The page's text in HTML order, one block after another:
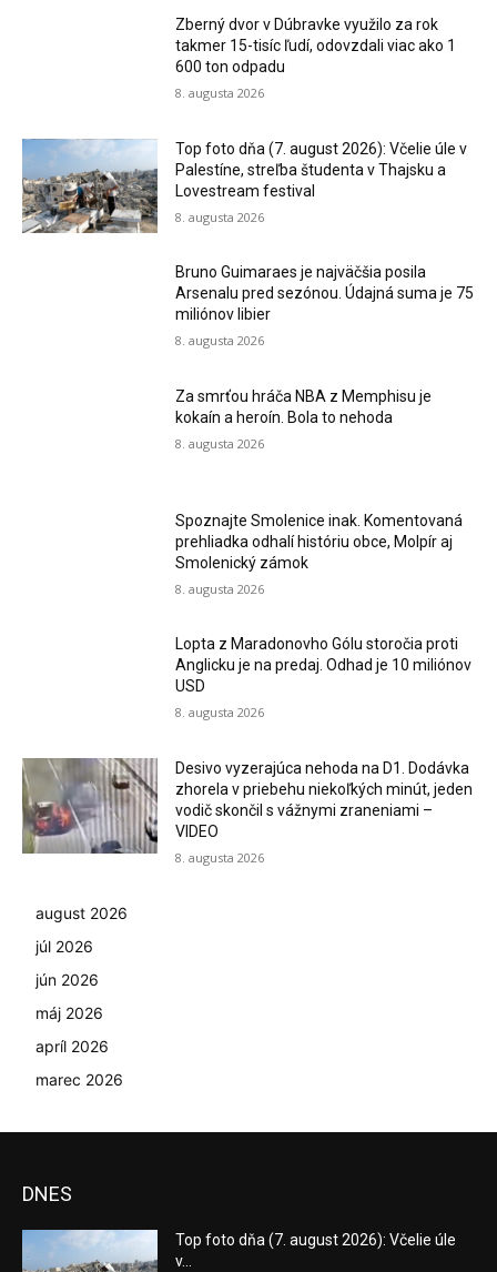
Zberný dvor v Dúbravke využilo za rok
takmer 15-tisíc ľudí, odovzdali viac ako 1
600 ton odpadu
8. augusta 2026
Top foto dňa (7. august 2026): Včelie úle v
Palestíne, streľba študenta v Thajsku a
Lovestream festival
8. augusta 2026
Bruno Guimaraes je najväčšia posila
Arsenalu pred sezónou. Údajná suma je 75
miliónov libier
8. augusta 2026
Za smrťou hráča NBA z Memphisu je
kokaín a heroín. Bola to nehoda
8. augusta 2026
Spoznajte Smolenice inak. Komentovaná
prehliadka odhalí históriu obce, Molpír aj
Smolenický zámok
8. augusta 2026
Lopta z Maradonovho Gólu storočia proti
Anglicku je na predaj. Odhad je 10 miliónov
USD
8. augusta 2026
Desivo vyzerajúca nehoda na D1. Dodávka
zhorela v priebehu niekoľkých minút, jeden
vodič skončil s vážnymi zraneniami –
VIDEO
8. augusta 2026
august 2026
júl 2026
jún 2026
máj 2026
apríl 2026
marec 2026
DNES
Top foto dňa (7. august 2026): Včelie úle
v...